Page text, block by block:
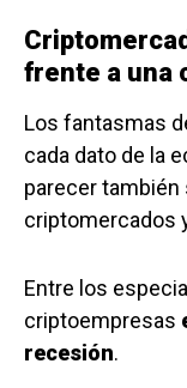
frente a una
Los fantasmas
cada dato de la
parecer también
criptomercados
Entre los
criptoempresas
recesión.